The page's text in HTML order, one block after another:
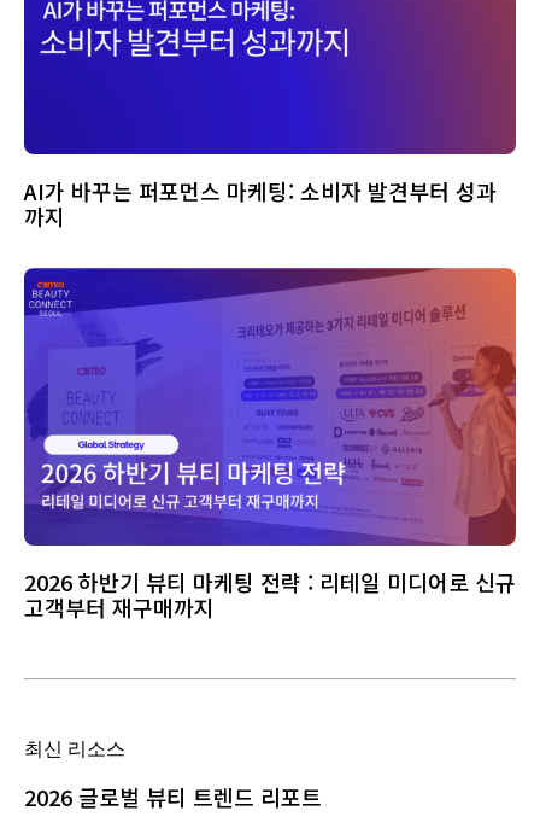
AI가 바꾸는 퍼포먼스 마케팅: 소비자 발견부터 성과
까지
2026 하반기 뷰티 마케팅 전략 : 리테일 미디어로 신규
고객부터 재구매까지
최신 리소스
2026 글로벌 뷰티 트렌드 리포트